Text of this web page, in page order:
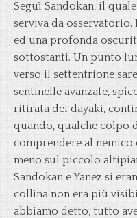
Seguì Sandokan, il
serviva da osservatorio.
ed una profonda
sottostanti. Un punto
verso il settentrione
sentinelle avanzate,
ritirata dei dayaki,
quando, qualche colpo
comprendere al nemico
meno sul piccolo
Sandokan e Yanez si
collina non era più
abbiamo detto, tutto